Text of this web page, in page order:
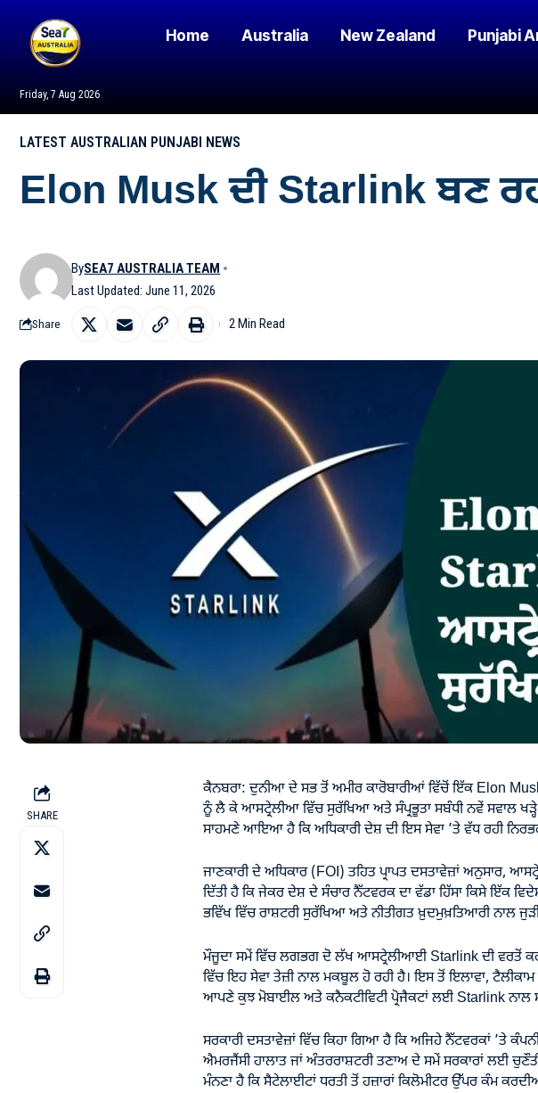
Friday, 7 Aug 2026
Home Australia New Zealand Punjabi
LATEST AUSTRALIAN PUNJABI NEWS
Elon Musk ਦੀ Starlink ਬਣ
Last Updated: June 11, 2026
BySEA7 AUSTRALIA TEAM
Share 2 Min Read
SHARE
ਕੈਨਬਰਾ: ਦੁਨੀਆ ਦੇ ਸਭ ਤੋਂ ਅਮੀਰ ਕਾਰੋਬਾਰੀਆਂ ਵਿੱਚੋਂ ਇੱਕ Elon
ਨੂੰ ਲੈ ਕੇ ਆਸਟ੍ਰੇਲੀਆ ਵਿੱਚ ਸੁਰੱਖਿਆ ਅਤੇ ਸੰਪ੍ਰਭੂਤਾ ਸਬੰਧੀ ਨਵੇਂ ਸਵਾਲ
ਸਾਹਮਣੇ ਆਇਆ ਹੈ ਕਿ ਅਧਿਕਾਰੀ ਦੇਸ਼ ਦੀ ਇਸ ਸੇਵਾ ’ਤੇ ਵੱਧ ਰਹੀ
ਜਾਣਕਾਰੀ ਦੇ ਅਧਿਕਾਰ (FOI) ਤਹਿਤ ਪ੍ਰਾਪਤ ਦਸਤਾਵੇਜ਼ਾਂ ਅਨੁਸਾਰ,
ਦਿੱਤੀ ਹੈ ਕਿ ਜੇਕਰ ਦੇਸ਼ ਦੇ ਸੰਚਾਰ ਨੈੱਟਵਰਕ ਦਾ ਵੱਡਾ ਹਿੱਸਾ ਕਿਸੇ ਇੱਕ
ਭਵਿੱਖ ਵਿੱਚ ਰਾਸ਼ਟਰੀ ਸੁਰੱਖਿਆ ਅਤੇ ਨੀਤੀਗਤ ਖ਼ੁਦਮੁਖ਼ਤਿਆਰੀ ਨਾਲ
ਮੌਜੂਦਾ ਸਮੇਂ ਵਿੱਚ ਲਗਭਗ ਦੋ ਲੱਖ ਆਸਟ੍ਰੇਲੀਆਈ Starlink ਦੀ ਵਰਤੋਂ
ਵਿੱਚ ਇਹ ਸੇਵਾ ਤੇਜ਼ੀ ਨਾਲ ਮਕਬੂਲ ਹੋ ਰਹੀ ਹੈ। ਇਸ ਤੋਂ ਇਲਾਵਾ,
ਆਪਣੇ ਕੁਝ ਮੋਬਾਈਲ ਅਤੇ ਕਨੈਕਟੀਵਿਟੀ ਪ੍ਰੋਜੈਕਟਾਂ ਲਈ Starlink ਨਾਲ
ਸਰਕਾਰੀ ਦਸਤਾਵੇਜ਼ਾਂ ਵਿੱਚ ਕਿਹਾ ਗਿਆ ਹੈ ਕਿ ਅਜਿਹੇ ਨੈੱਟਵਰਕਾਂ ’ਤੇ
ਐਮਰਜੈਂਸੀ ਹਾਲਾਤ ਜਾਂ ਅੰਤਰਰਾਸ਼ਟਰੀ ਤਣਾਅ ਦੇ ਸਮੇਂ ਸਰਕਾਰਾਂ ਲਈ
ਮੰਨਣਾ ਹੈ ਕਿ ਸੈਟੇਲਾਈਟਾਂ ਧਰਤੀ ਤੋਂ ਹਜ਼ਾਰਾਂ ਕਿਲੋਮੀਟਰ ਉੱਪਰ ਕੰਮ